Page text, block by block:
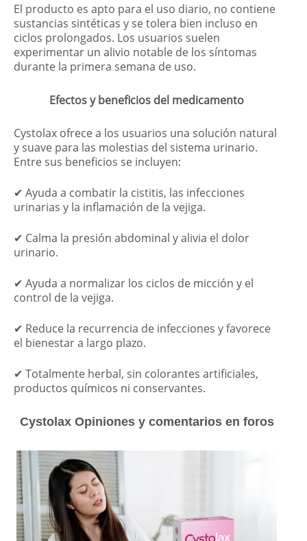
El producto es apto para el uso diario, no contiene
sustancias sintéticas y se tolera bien incluso en
ciclos prolongados. Los usuarios suelen
experimentar un alivio notable de los síntomas
durante la primera semana de uso.
Efectos y beneficios del medicamento
Cystolax ofrece a los usuarios una solución natural
y suave para las molestias del sistema urinario.
Entre sus beneficios se incluyen:
✔ Ayuda a combatir la cistitis, las infecciones
urinarias y la inflamación de la vejiga.
✔ Calma la presión abdominal y alivia el dolor
urinario.
✔ Ayuda a normalizar los ciclos de micción y el
control de la vejiga.
✔ Reduce la recurrencia de infecciones y favorece
el bienestar a largo plazo.
✔ Totalmente herbal, sin colorantes artificiales,
productos químicos ni conservantes.
Cystolax Opiniones y comentarios en foros